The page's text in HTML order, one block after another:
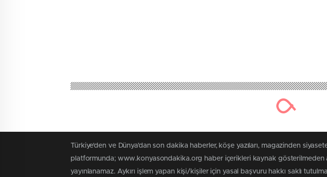
Türkiye'den ve Dünya’dan son dakika haberler, köşe yazıları, magazinden
platformunda; www.konyasondakika.org haber içerikleri kaynak gösterilmeden
yayınlanamaz. Aykırı işlem yapan kişi/kişiler için yasal başvuru hakkı saklı